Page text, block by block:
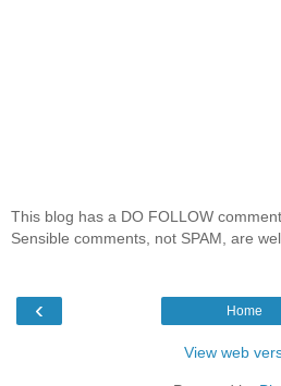
This blog has a DO FOLLOW
Sensible comments, not SPAM, are
‹ Home
View web